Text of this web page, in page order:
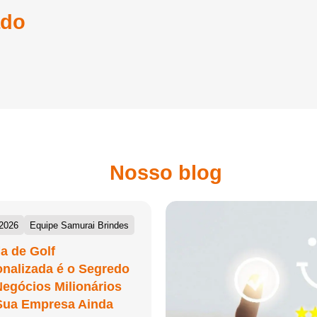
Nosso blog
Equipe Samurai Brindes
de Golf
é o Segredo
Milionários
Empresa Ainda